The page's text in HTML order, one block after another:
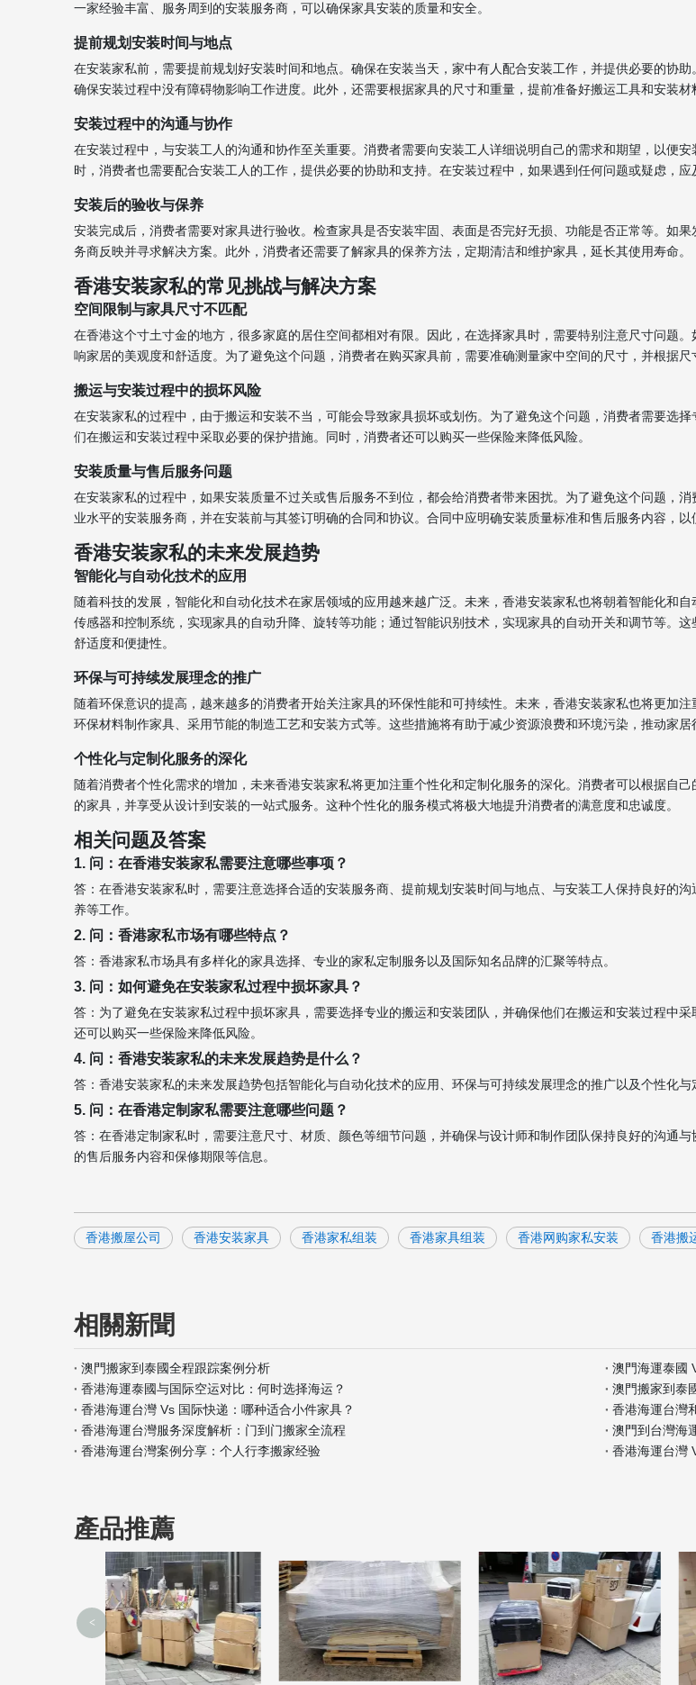
一家经验丰富、服务周到的安装服务商，可以确保家具安装的质量和安全。
提前规划安装时间与地点
在安装家私前，需要提前规划好安装时间和地点。确保在安装当天，家中有人配合安装工作，并提供必要的协助
确保安装过程中没有障碍物影响工作进度。此外，还需要根据家具的尺寸和重量，提前准备好搬运工具和安装材
安装过程中的沟通与协作
在安装过程中，与安装工人的沟通和协作至关重要。消费者需要向安装工人详细说明自己的需求和期望，以便
时，消费者也需要配合安装工人的工作，提供必要的协助和支持。在安装过程中，如果遇到任何问题或疑虑，应
安装后的验收与保养
安装完成后，消费者需要对家具进行验收。检查家具是否安装牢固、表面是否完好无损、功能是否正常等。如
务商反映并寻求解决方案。此外，消费者还需要了解家具的保养方法，定期清洁和维护家具，延长其使用寿命。
香港安装家私的常见挑战与解决方案
空间限制与家具尺寸不匹配
在香港这个寸土寸金的地方，很多家庭的居住空间都相对有限。因此，在选择家具时，需要特别注意尺寸问题
响家居的美观度和舒适度。为了避免这个问题，消费者在购买家具前，需要准确测量家中空间的尺寸，并根据尺
搬运与安装过程中的损坏风险
在安装家私的过程中，由于搬运和安装不当，可能会导致家具损坏或划伤。为了避免这个问题，消费者需要选
们在搬运和安装过程中采取必要的保护措施。同时，消费者还可以购买一些保险来降低风险。
安装质量与售后服务问题
在安装家私的过程中，如果安装质量不过关或售后服务不到位，都会给消费者带来困扰。为了避免这个问题，
业水平的安装服务商，并在安装前与其签订明确的合同和协议。合同中应明确安装质量标准和售后服务内容，以
香港安装家私的未来发展趋势
智能化与自动化技术的应用
随着科技的发展，智能化和自动化技术在家居领域的应用越来越广泛。未来，香港安装家私也将朝着智能化和
传感器和控制系统，实现家具的自动升降、旋转等功能；通过智能识别技术，实现家具的自动开关和调节等。
舒适度和便捷性。
环保与可持续发展理念的推广
随着环保意识的提高，越来越多的消费者开始关注家具的环保性能和可持续性。未来，香港安装家私也将更加
环保材料制作家具、采用节能的制造工艺和安装方式等。这些措施将有助于减少资源浪费和环境污染，推动家居
个性化与定制化服务的深化
随着消费者个性化需求的增加，未来香港安装家私将更加注重个性化和定制化服务的深化。消费者可以根据自
的家具，并享受从设计到安装的一站式服务。这种个性化的服务模式将极大地提升消费者的满意度和忠诚度。
相关问题及答案
1. 问：在香港安装家私需要注意哪些事项？
答：在香港安装家私时，需要注意选择合适的安装服务商、提前规划安装时间与地点、与安装工人保持良好的
养等工作。
2. 问：香港家私市场有哪些特点？
答：香港家私市场具有多样化的家具选择、专业的家私定制服务以及国际知名品牌的汇聚等特点。
3. 问：如何避免在安装家私过程中损坏家具？
答：为了避免在安装家私过程中损坏家具，需要选择专业的搬运和安装团队，并确保他们在搬运和安装过程中
还可以购买一些保险来降低风险。
4. 问：香港安装家私的未来发展趋势是什么？
答：香港安装家私的未来发展趋势包括智能化与自动化技术的应用、环保与可持续发展理念的推广以及个性化与
5. 问：在香港定制家私需要注意哪些问题？
答：在香港定制家私时，需要注意尺寸、材质、颜色等细节问题，并确保与设计师和制作团队保持良好的沟通
的售后服务内容和保修期限等信息。
香港搬屋公司 香港安装家具 香港家私组装 香港家具组装 香港网购家私安装 香港搬
相關新聞
澳門搬家到泰國全程跟踪案例分析
澳門海運泰國
香港海運泰國与国际空运对比：何时选择海运？
澳門搬家到泰
香港海運台灣 Vs 国际快递：哪种适合小件家具？
香港海運台灣
香港海運台灣服务深度解析：门到门搬家全流程
澳門到台灣海
香港海運台灣案例分享：个人行李搬家经验
香港海運台灣
產品推薦
<